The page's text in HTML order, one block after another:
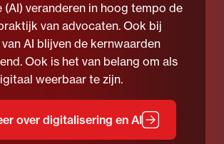
(AI) veranderen in hoog tempo de
van advocaten. Ook bij
AI blijven de kernwaarden
Ook is het van belang om als
weerbaar te zijn.
over digitalisering en AI
Lees meer over Digitalisering